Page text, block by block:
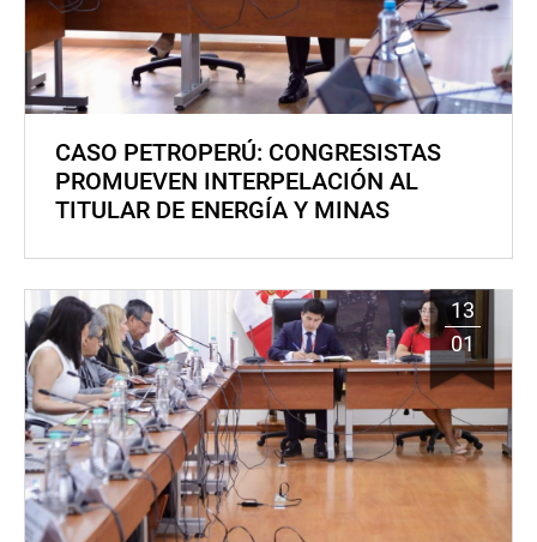
CASO PETROPERÚ: CONGRESISTAS
PROMUEVEN INTERPELACIÓN AL
TITULAR DE ENERGÍA Y MINAS
13
01